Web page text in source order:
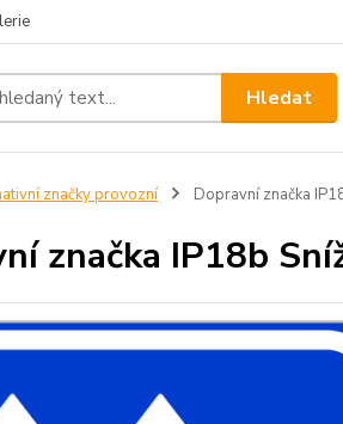
Hledat
značky provozní Dopravní značka
značka IP18b